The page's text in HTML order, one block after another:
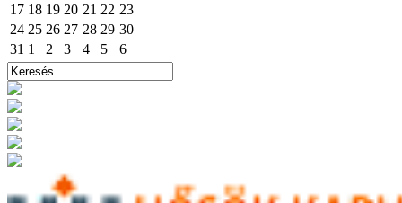
17 18 19 20 21 22 23
24 25 26 27 28 29 30
31 1 2 3 4 5 6